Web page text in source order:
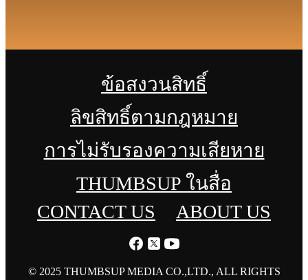
ข้อสงวนสิทธิ์
ลิขสิทธิ์ตามกฎหมาย
การไม่รับรองความเสียหาย
THUMBSUP ในสื่อ
CONTACT US
ABOUT US
© 2025 THUMBSUP MEDIA CO.,LTD., ALL RIGHTS